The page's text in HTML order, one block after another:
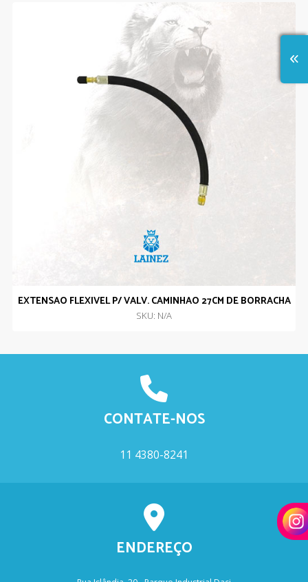
EXTENSAO FLEXIVEL P/ VALV. CAMINHAO 27CM DE BORRACHA
SKU: N/A
CONTATE-NOS
11 4380-8241
ENDEREÇO